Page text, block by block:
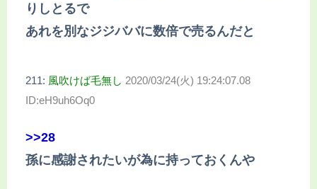
りしとるで
あれを別なジジババに数倍で売るんだと
211: 風吹けば毛無し 2020/03/24(火) 19:24:07.08
ID:eH9uh6Oq0
>>28
孫に感謝されたいが為に持っておくんや